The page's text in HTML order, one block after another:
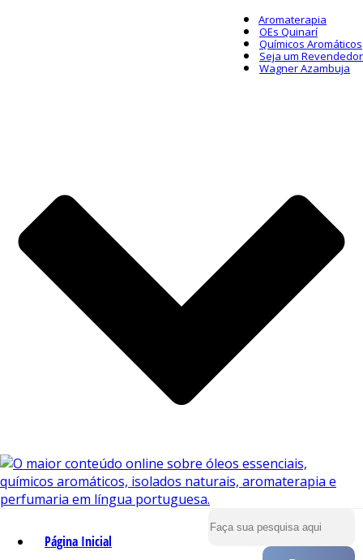
Aromaterapia
OEs Quinarí
Químicos Aromáticos
Seja um Revendedor
Wagner Azambuja
Página Inicial